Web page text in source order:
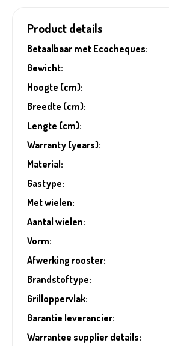
Product details
Betaalbaar met Ecocheques:
Gewicht:
Hoogte (cm):
Breedte (cm):
Lengte (cm):
Warranty (years):
Material:
Gastype:
Met wielen:
Aantal wielen:
Vorm:
Afwerking rooster:
Brandstoftype:
Grilloppervlak:
Garantie leverancier:
Warrantee supplier details: